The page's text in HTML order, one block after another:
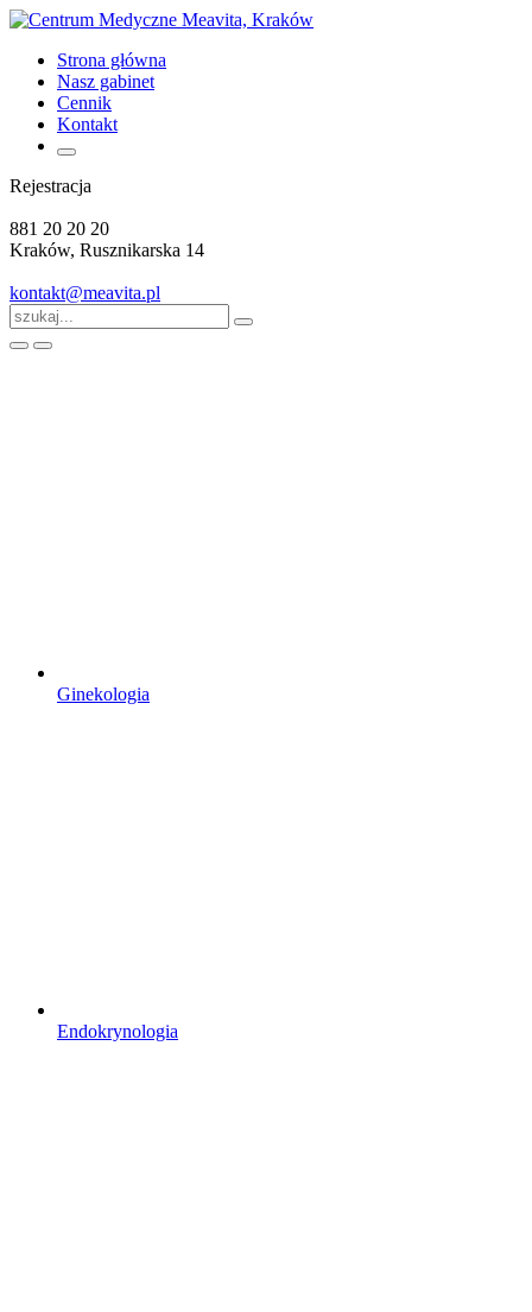
Strona główna
Nasz gabinet
Cennik
Kontakt
Rejestracja
881 20 20 20
Kraków, Rusznikarska 14
kontakt@meavita.pl
Ginekologia
Endokrynologia